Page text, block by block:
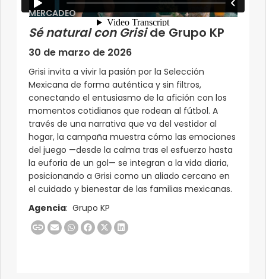
MERCADEO
Sé natural con Griside Grupo KP
30 de marzo de 2026
Grisi invita a vivir la pasión por la Selección
Mexicana de forma auténtica y sin filtros,
conectando el entusiasmo de la afición con los
momentos cotidianos que rodean al fútbol. A
través de una narrativa que va del vestidor al
hogar, la campaña muestra cómo las emociones
del juego —desde la calma tras el esfuerzo hasta
la euforia de un gol— se integran a la vida diaria,
posicionando a Grisi como un aliado cercano en
el cuidado y bienestar de las familias mexicanas.
Agencia: Grupo KP